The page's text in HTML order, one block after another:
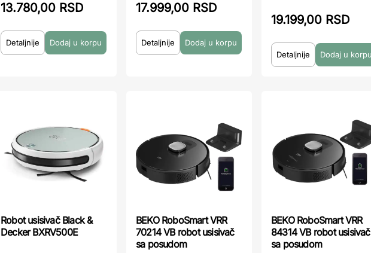
13.780,00 RSD
Detaljnije
17.999,00 RSD
Detaljnije
19.199,00 RSD
Detaljnije
Robot usisivač Black &
Decker BXRV500E
BEKO RoboSmart VRR
70214 VB robot usisivač
sa posudom
BEKO RoboSmart VRR
84314 VB robot usisivač
sa posudom